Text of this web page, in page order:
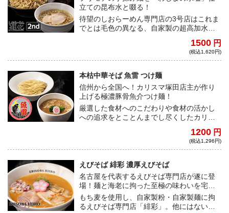
立ての昆布水と啜る！
待望のしおらーめん専門店の3号店はこれま
でとは毛色の異なる、自家製の超高加水麺
の水塩で仕上げた昆布水を麺に纏わせ、ク
リアでキレのあるつけ汁とのコンビネーシ
1500 円
(税込1,620円)
本枯中華そば 魚雷 つけ麺
信州から全国へ！カリスマ塚田店主が作り
上げる極濃豚骨魚介つけ麺！
厳選した食材へのこだわりや食材の活かし
への追求をとことんまでし尽くしたカリス
許さず、常にどうしたら旨くなるかを永遠
に突き詰め続けた佐野実氏の想いを体現す
1200 円
(税込1,296円)
えびそば 緋彩 濃厚えびそば
名古屋を代表するえびそば専門店が遂に登
場！麺と海老に拘った至極の味わいを宅麺
でお届け！
もち麦を使用し、自家製粉・自家製麺に拘
るえびそば専門店「緋彩」。他にはないモ